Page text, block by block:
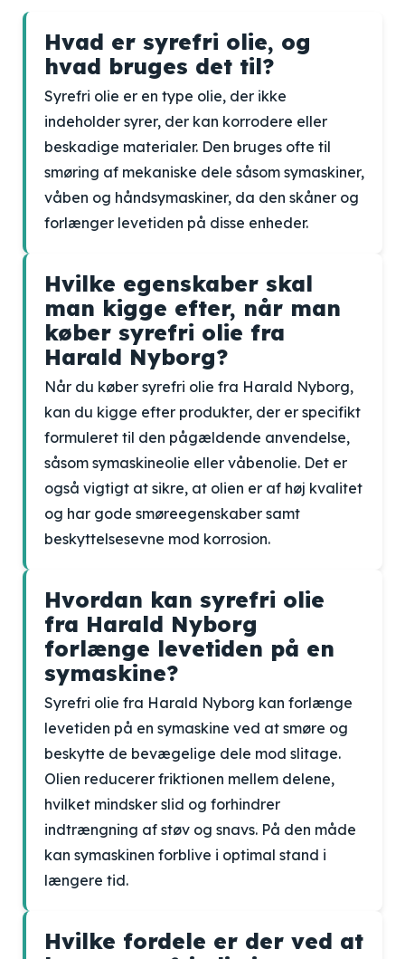
Hvad er syrefri olie, og
hvad bruges det til?
Syrefri olie er en type olie, der ikke
indeholder syrer, der kan korrodere eller
beskadige materialer. Den bruges ofte til
smøring af mekaniske dele såsom symaskiner,
våben og håndsymaskiner, da den skåner og
forlænger levetiden på disse enheder.
Hvilke egenskaber skal
man kigge efter, når man
køber syrefri olie fra
Harald Nyborg?
Når du køber syrefri olie fra Harald Nyborg,
kan du kigge efter produkter, der er specifikt
formuleret til den pågældende anvendelse,
såsom symaskineolie eller våbenolie. Det er
også vigtigt at sikre, at olien er af høj kvalitet
og har gode smøreegenskaber samt
beskyttelsesevne mod korrosion.
Hvordan kan syrefri olie
fra Harald Nyborg
forlænge levetiden på en
symaskine?
Syrefri olie fra Harald Nyborg kan forlænge
levetiden på en symaskine ved at smøre og
beskytte de bevægelige dele mod slitage.
Olien reducerer friktionen mellem delene,
hvilket mindsker slid og forhindrer
indtrængning af støv og snavs. På den måde
kan symaskinen forblive i optimal stand i
længere tid.
Hvilke fordele er der ved at